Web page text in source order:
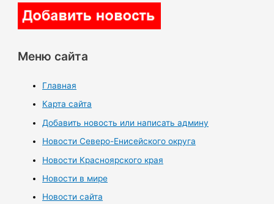
Меню сайта
Главная
Карта сайта
Добавить новость или написать админу
Новости Северо-Енисейского округа
Новости Красноярского края
Новости в мире
Новости сайта